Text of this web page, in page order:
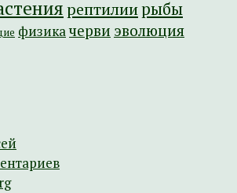
рептилиирыбы
физикачерви эволюция